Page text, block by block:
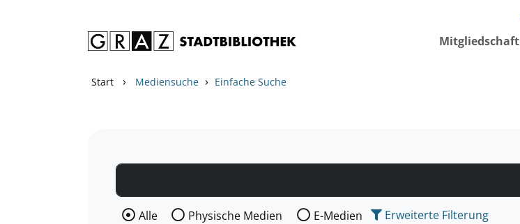
Mitgliedschaft
Start › Mediensuche › Einfache Suche
Wählen Sie die Medienart nach der Sie suchen wollen.
Alle Physische Medien E-Medien Erweiterte Filterung